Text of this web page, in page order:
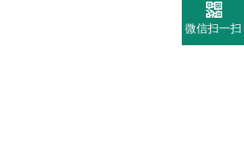
微信扫一扫